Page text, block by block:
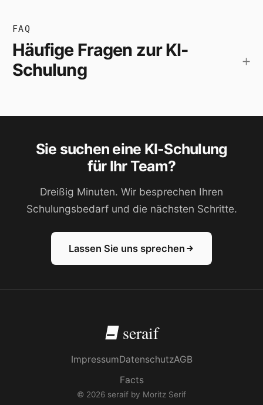
FAQ
Häufige Fragen zur KI-
Schulung
+
Sie suchen eine KI-Schulung
für Ihr Team?
Dreißig Minuten. Wir besprechen Ihren
Schulungsbedarf und die nächsten Schritte.
Lassen Sie uns sprechen
seraif
ImpressumDatenschutzAGB
Facts
© 2026 seraif by Moritz Serif